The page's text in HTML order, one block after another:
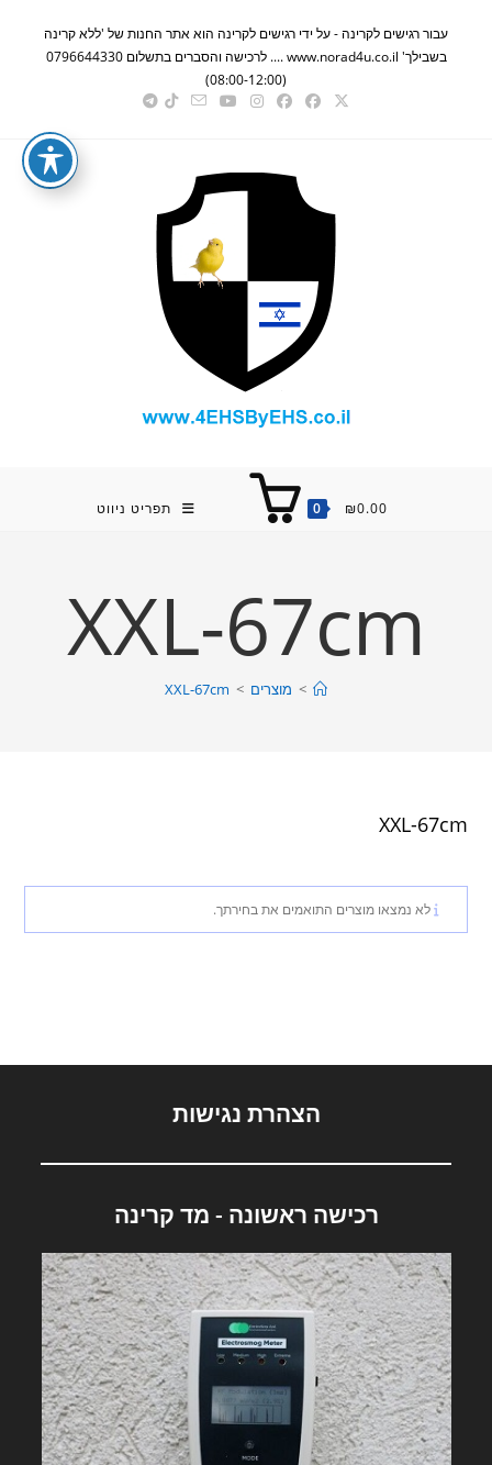
content
עבור רגישים לקרינה - על ידי רגישים לקרינה הוא אתר החנות של 'ללא קרינה
בשבילך' www.norad4u.co.il .... לרכישה והסברים בתשלום 0796644330
(08:00-12:00)
0 ₪0.00 תפריט ניווט
XXL-67cm
> מוצרים >
XXL-67cm
XXL-67cm
לא נמצאו מוצרים התואמים את בחירתך.
הצהרת נגישות
רכישה ראשונה - מד קרינה